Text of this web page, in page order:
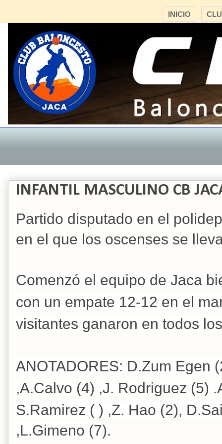
INICIO
INFANTIL MASCULINO CB
Partido disputado en el
en el que los oscenses se
Comenzó el equipo de Jaca
con un empate 12-12 en el
visitantes ganaron en todos
ANOTADORES: D.Zum Egen
,A.Calvo (4) ,J. Rodriguez (5)
S.Ramirez ( ) ,Z. Hao (2),
,L.Gimeno (7).